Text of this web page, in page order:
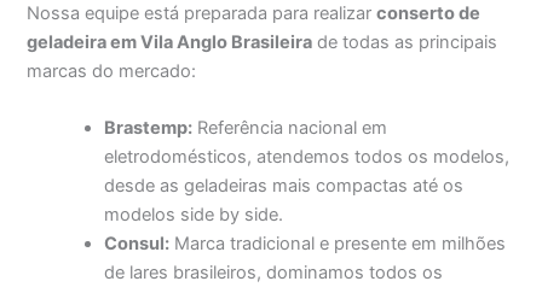
Nossa equipe está preparada para realizarconserto de
geladeira em Vila Anglo Brasileira de todas as principais
marcas do mercado:
Brastemp: Referência nacional em
eletrodomésticos, atendemos todos os modelos,
desde as geladeiras mais compactas até os
modelos side by side.
Consul: Marca tradicional e presente em milhões
de lares brasileiros, dominamos todos os